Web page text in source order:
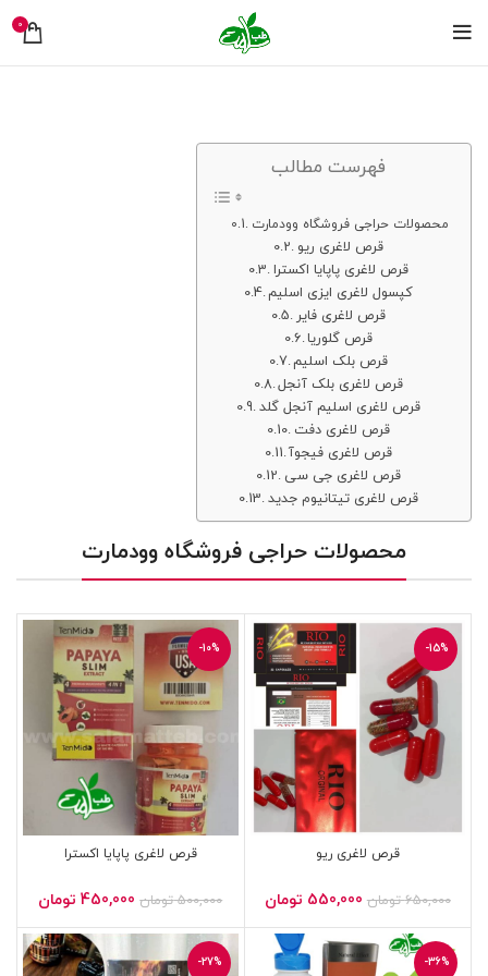
0
فهرست مطالب
محصولات حراجی فروشگاه وودمارت
قرص لاغری ریو
قرص لاغری پاپایا اکسترا
کپسول لاغری ایزی اسلیم
قرص لاغری فایر
قرص گلوریا
قرص بلک اسلیم
قرص لاغری بلک آنجل
قرص لاغری اسلیم آنجل گلد
قرص لاغری دفت
قرص لاغری فیجوآ
قرص لاغری جی سی
قرص لاغری تیتانیوم جدید
محصولات حراجی فروشگاه وودمارت
-15%
قرص لاغری ریو
650,000 تومان قیمت
650,000 تومان
بود.
550,000 تومان
550,000 تومان
است.
-10%
قرص لاغری پاپایا اکسترا
500,000 تومان قیمت
500,000 تومان
بود.
450,000 تومانقیمت
است.
-36%
-27%